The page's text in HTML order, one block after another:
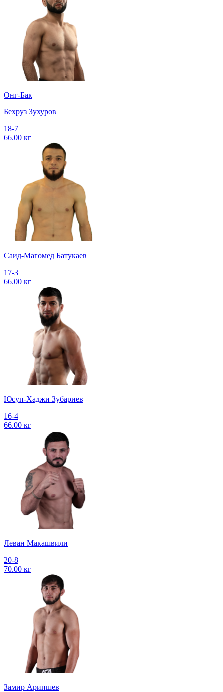
Онг-Бак
Бехруз Зухуров
18-7
66.00 кг
Саид-Магомед Батукаев
17-3
66.00 кг
Юсуп-Хаджи Зубариев
16-4
66.00 кг
Леван Макашвили
20-8
70.00 кг
Замир Арипшев